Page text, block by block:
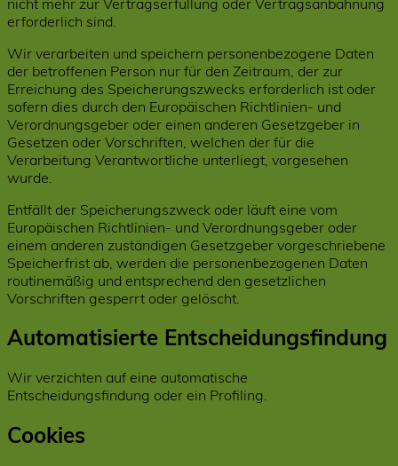
erforderlich sind.
Wir verarbeiten und speichern personenbezogene Daten
der betroffenen Person nur für den Zeitraum, der zur
Erreichung des Speicherungszwecks erforderlich ist oder
sofern dies durch den Europäischen Richtlinien- und
Verordnungsgeber oder einen anderen Gesetzgeber in
Gesetzen oder Vorschriften, welchen der für die
Verarbeitung Verantwortliche unterliegt, vorgesehen
wurde.
Entfällt der Speicherungszweck oder läuft eine vom
Europäischen Richtlinien- und Verordnungsgeber oder
einem anderen zuständigen Gesetzgeber vorgeschriebene
Speicherfrist ab, werden die personenbezogenen Daten
routinemäßig und entsprechend den gesetzlichen
Vorschriften gesperrt oder gelöscht.
Automatisierte Entscheidungsfindung
Wir verzichten auf eine automatische
Entscheidungsfindung oder ein Profiling.
Cookies